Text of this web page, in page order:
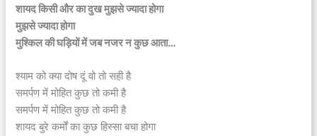
शायद किसी और का दुख मुझसे ज्यादा होगा
मुझसे ज्यादा होगा
मुश्किल की घड़ियों में जब नजर न कुछ आता…
श्याम को क्या दोष दूं वो तो सही है
समर्पण में मोहित कुछ तो कमी है
समर्पण में मोहित कुछ तो कमी है
शायद बुरे कर्मों का कुछ हिस्सा बचा होगा